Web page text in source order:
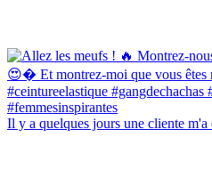
Il y a quelques jours une cliente m'a